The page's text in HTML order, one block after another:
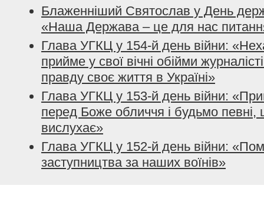
Блаженніший Святослав у День
«Наша Держава – це для нас
Глава УГКЦ у 154-й день війни:
прийме у свої вічні обійми
правду своє життя в Україні»
Глава УГКЦ у 153-й день війни:
перед Боже обличчя і будьмо певні,
вислухає»
Глава УГКЦ у 152-й день війни:
заступництва за наших воїнів»